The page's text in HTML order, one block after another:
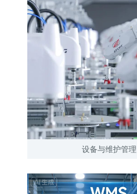
设备与维护管理